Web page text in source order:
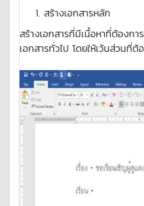
สร้างเอกสารหลัก
สร้างเอกสารที่มีเนื้อหาที่ต้องกา
เอกสารทั่วไป โดยให้เว้นส่วนที่